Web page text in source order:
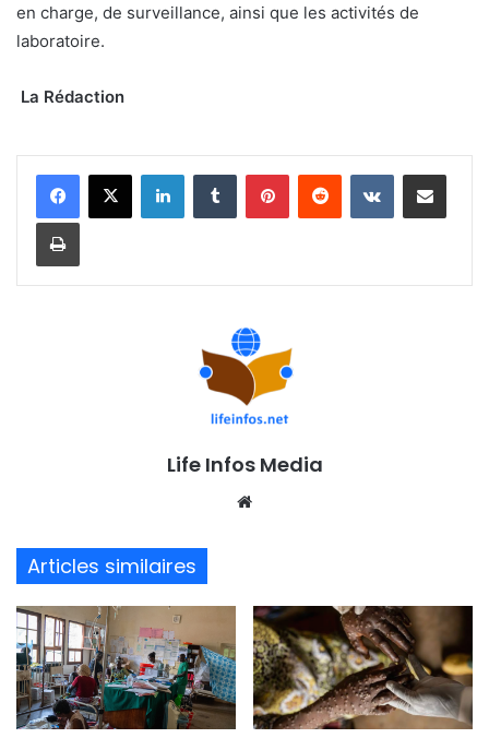
en charge, de surveillance, ainsi que les activités de
laboratoire.
La Rédaction
Life Infos Media
Articles similaires